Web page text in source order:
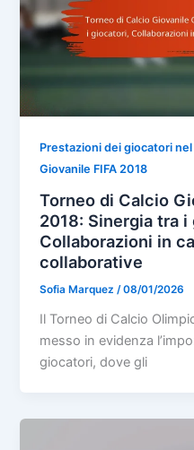
Prestazioni dei giocatori
Giovanile FIFA 2018
Torneo di Calcio
2018: Sinergia tra
Collaborazioni in
collaborative
Sofia Marquez/08/01/2026
Il Torneo di Calcio
messo in evidenza
giocatori, dove gli